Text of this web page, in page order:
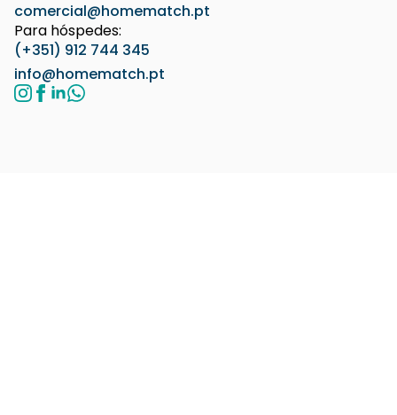
comercial@homematch.pt
Para hóspedes:
(+351) 912 744 345
info@homematch.pt